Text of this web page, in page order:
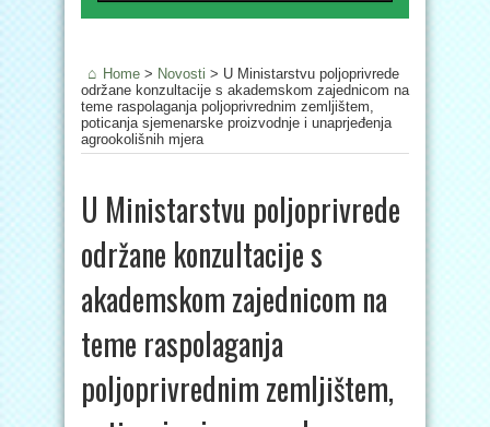
Home > Novosti > U Ministarstvu poljoprivrede
održane konzultacije s akademskom zajednicom na
teme raspolaganja poljoprivrednim zemljištem,
poticanja sjemenarske proizvodnje i unaprjeđenja
agrookolišnih mjera
U Ministarstvu poljoprivrede
održane konzultacije s
akademskom zajednicom na
teme raspolaganja
poljoprivrednim zemljištem,